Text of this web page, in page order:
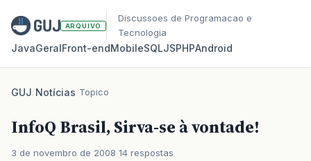
ARQUIVO
Discussoes de Programacao e
Tecnologia
JavaGeralFront‑endMobileSQLJSPHPAndroid
GUJ/Notícias/Topico
InfoQ Brasil, Sirva-se à vontade!
3 de novembro de 2008 14 respostas